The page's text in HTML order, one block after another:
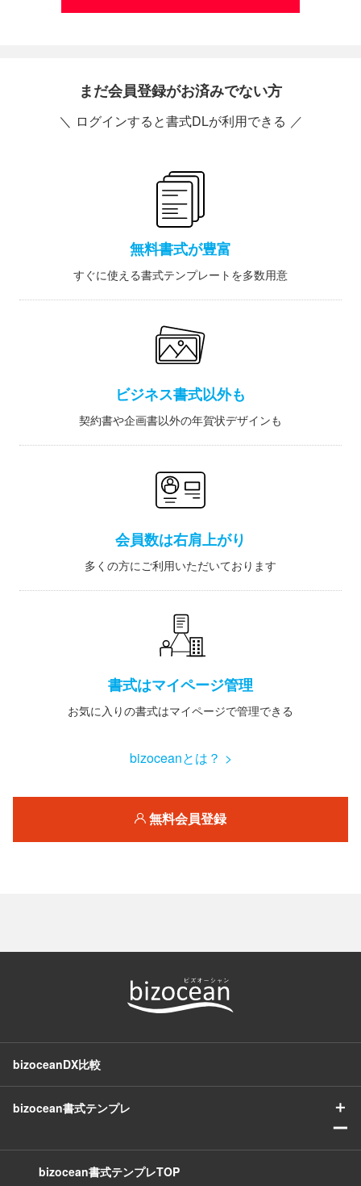
まだ会員登録がお済みでない方
＼ ログインすると書式DLが利用できる ／
無料書式が豊富
すぐに使える書式テンプレートを多数用意
ビジネス書式以外も
契約書や企画書以外の年賀状デザインも
会員数は右肩上がり
多くの方にご利用いただいております
書式はマイページ管理
お気に入りの書式はマイページで管理できる
bizoceanとは？ >
無料会員登録
bizoceanDX比較
bizocean書式テンプレ
＋
ー
bizocean書式テンプレTOP